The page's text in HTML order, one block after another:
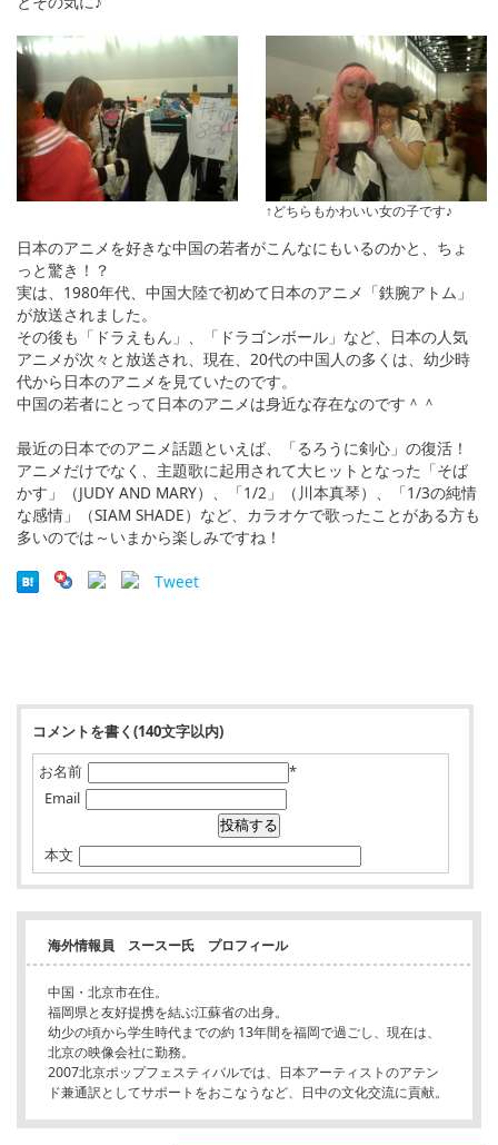
↑どちらもかわいい女の子です♪
日本のアニメを好きな中国の若者がこんなにもいるのかと、ちょ
っと驚き！？
実は、1980年代、中国大陸で初めて日本のアニメ「鉄腕アトム」
が放送されました。
その後も「ドラえもん」、「ドラゴンボール」など、日本の人気
アニメが次々と放送され、現在、20代の中国人の多くは、幼少時
代から日本のアニメを見ていたのです。
中国の若者にとって日本のアニメは身近な存在なのです＾＾
最近の日本でのアニメ話題といえば、「るろうに剣心」の復活！
アニメだけでなく、主題歌に起用されて大ヒットとなった「そば
かす」（JUDY AND MARY）、「1/2」（川本真琴）、「1/3の純情
な感情」（SIAM SHADE）など、カラオケで歌ったことがある方も
多いのでは～いまから楽しみですね！
Tweet
コメントを書く(140文字以内)
お名前
*
Email
本文
海外情報員 スースー氏 プロフィール
中国・北京市在住。
福岡県と友好提携を結ぶ江蘇省の出身。
幼少の頃から学生時代までの約 13年間を福岡で過ごし、現在は、
北京の映像会社に勤務。
2007北京ポップフェスティバルでは、日本アーティストのアテン
ド兼通訳としてサポートをおこなうなど、日中の文化交流に貢献。